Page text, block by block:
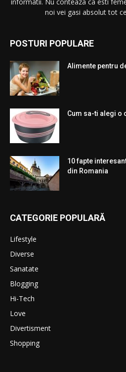
noi vei gasi absolut tot
POSTURI POPULARE
Alimente pentru
Cum sa-ti alegi o
10 fapte
din Romania
CATEGORIE POPULARĂ
Lifestyle
Diverse
Sanatate
Blogging
Hi-Tech
Love
Divertisment
Shopping